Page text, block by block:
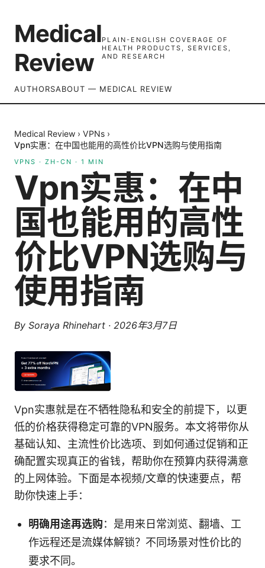
Medical
Review
PLAIN-ENGLISH COVERAGE OF
HEALTH PRODUCTS, SERVICES,
AND RESEARCH
AUTHORSABOUT — MEDICAL REVIEW
Medical Review › VPNs ›
Vpn实惠：在中国也能用的高性价比VPN选购与使用指南
VPNS · ZH-CN · 1 MIN
Vpn实惠：在中
国也能用的高性
价比VPN选购与
使用指南
By Soraya Rhinehart · 2026年3月7日
Vpn实惠就是在不牺牲隐私和安全的前提下，以更
低的价格获得稳定可靠的VPN服务。本文将带你从
基础认知、主流性价比选项、到如何通过促销和正
确配置实现真正的省钱，帮助你在预算内获得满意
的上网体验。下面是本视频/文章的快速要点，帮
助你快速上手：
明确用途再选购：是用来日常浏览、翻墙、工
作远程还是流媒体解锁？不同场景对性价比的
要求不同。